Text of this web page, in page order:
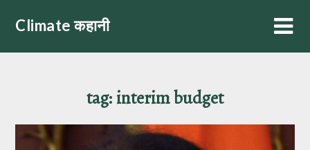
Climate कहानी
tag:interim budget